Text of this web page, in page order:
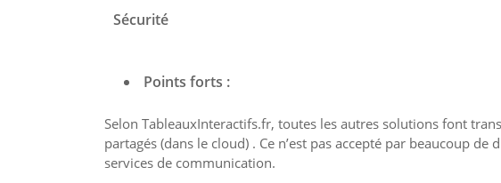
Sécurité
Points forts :
Selon TableauxInteractifs.fr, toutes les autres solutions font
partagés (dans le cloud) . Ce n’est pas accepté par beaucoup
services de communication.